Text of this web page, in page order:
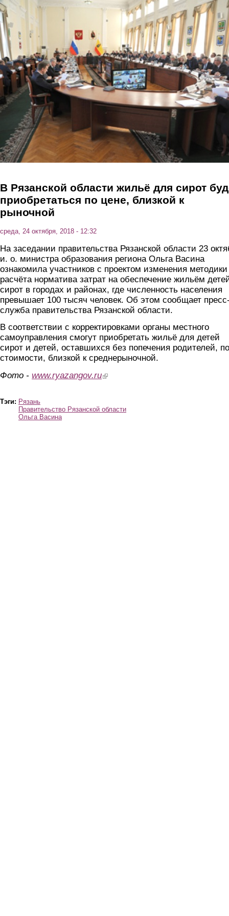
Перейти к основному содержанию
В Рязанской области жильё для сирот
приобретаться по цене, близкой к
рыночной
среда, 24 октября, 2018 - 12:32
На заседании правительства Рязанской области 23
и. о. министра образования региона Ольга Васина
ознакомила участников с проектом изменения методики
расчёта норматива затрат на обеспечение жильём
сирот в городах и районах, где численность населения
превышает 100 тысяч человек. Об этом сообщает
служба правительства Рязанской области.
В соответствии с корректировками органы местного
самоуправления смогут приобретать жильё для детей
сирот и детей, оставшихся без попечения родителей, по
стоимости, близкой к среднерыночной.
Фото - www.ryazangov.ru(link is external)
Тэги: Рязань
Правительство Рязанской области
Ольга Васина